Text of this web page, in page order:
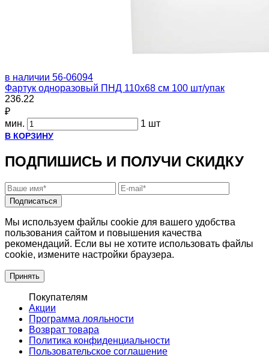
в наличии 56-06094
Фартук одноразовый ПНД 110х68 см 100 шт/упак
236.22
₽
мин.
1 шт
В КОРЗИНУ
ПОДПИШИСЬ И ПОЛУЧИ СКИДКУ
Подписаться
Мы используем файлы cookie для вашего удобства
пользования сайтом и повышения качества
рекомендаций. Если вы не хотите использовать файлы
cookie, измените настройки браузера.
Принять
Покупателям
Акции
Программа лояльности
Возврат товара
Политика конфиденциальности
Пользовательское соглашение